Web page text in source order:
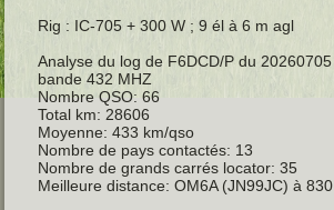
Rig : IC-705 + 300 W ; 9 él à 6 m agl
Analyse du log de F6DCD/P du
bande 432 MHZ
Nombre QSO: 66
Total km: 28606
Moyenne: 433 km/qso
Nombre de pays contactés: 13
Nombre de grands carrés locator: 35
Meilleure distance: OM6A (JN99JC) à